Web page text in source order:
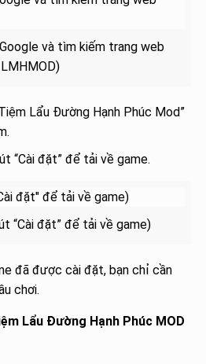
và tìm kiếm trang web
LMHMOD)
Lẩu Đường Hạnh Phúc Mod”
“Cài đặt” để tải về game.
“Cài đặt” để tải về game)
đã được cài đặt, bạn chỉ cần
chơi.
Lẩu Đường Hạnh Phúc MOD